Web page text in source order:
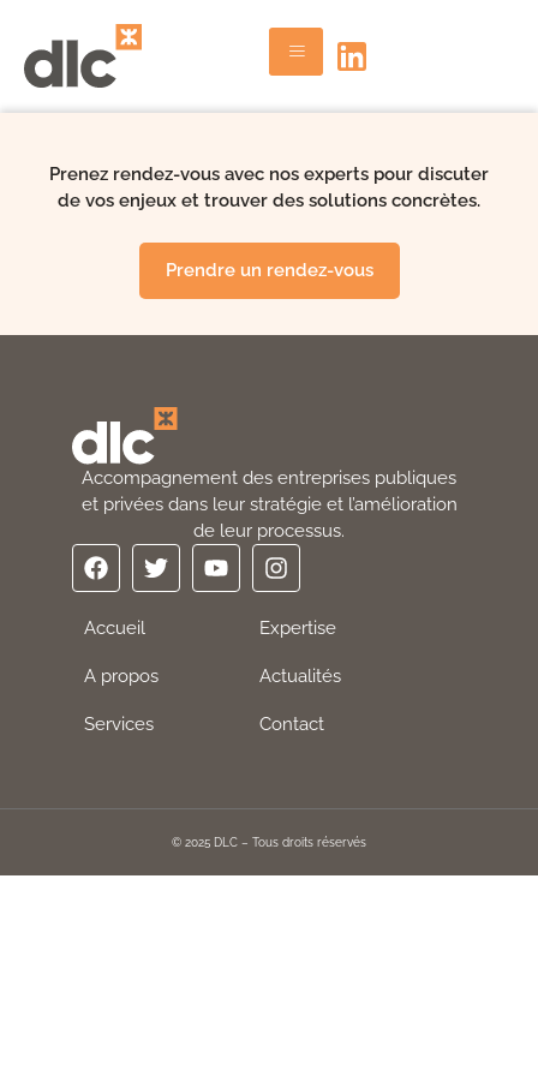
Prenez rendez-vous avec nos experts pour discuter
de vos enjeux et trouver des solutions concrètes.
Prendre un rendez-vous
Accompagnement des entreprises publiques
et privées dans leur stratégie et l’amélioration
de leur processus.
Accueil
A propos
Services
Expertise
Actualités
Contact
© 2025 DLC – Tous droits réservés